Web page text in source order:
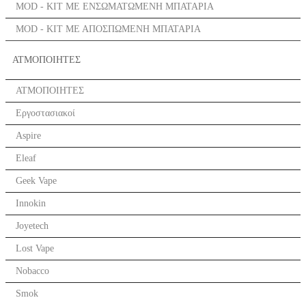
MOD - KIT ΜΕ ΕΝΣΩΜΑΤΩΜΕΝΗ ΜΠΑΤΑΡΙΑ
MOD - KIT ΜΕ ΑΠΟΣΠΩΜΕΝΗ ΜΠΑΤΑΡΙΑ
ΑΤΜΟΠΟΙΗΤΕΣ
ΑΤΜΟΠΟΙΗΤΕΣ
Εργοστασιακοί
Aspire
Eleaf
Geek Vape
Innokin
Joyetech
Lost Vape
Nobacco
Smok